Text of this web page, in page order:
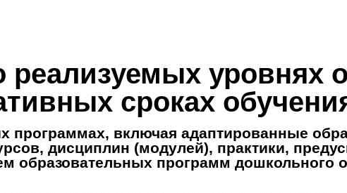
уровнях
сроках
программах, включая адаптированные
дисциплин (модулей), практики,
образовательных программ дошкольного